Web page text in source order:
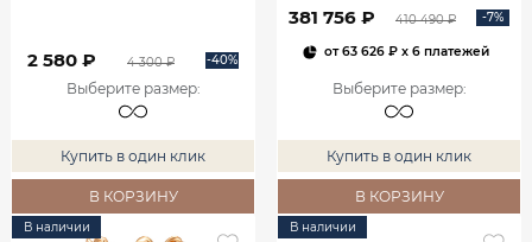
2 580 ₽ 4 300 ₽ -40%
Выберите размер:
Купить в один клик
В КОРЗИНУ
381 756 ₽ 410 490 ₽ -7%
от63 626 ₽x 6 платежей
Выберите размер:
Купить в один клик
В КОРЗИНУ
В наличии В наличии